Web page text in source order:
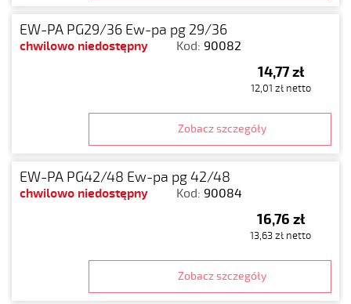
EW-PA PG29/36 Ew-pa pg 29/36
chwilowo niedostępny Kod: 90082
14,77 zł
12,01 zł netto
Zobacz szczegóły
EW-PA PG42/48 Ew-pa pg 42/48
chwilowo niedostępny Kod: 90084
16,76 zł
13,63 zł netto
Zobacz szczegóły